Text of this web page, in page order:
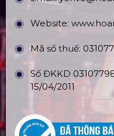
Website:
Mã số thuế:
Số ĐKKD
15/04/2011